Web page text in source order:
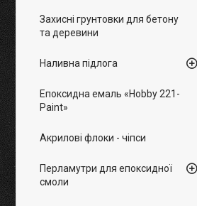
Захисні грунтовки для бетону
та деревини
Наливна підлога
Епоксидна емаль «Hobby 221-
Paint»
Акрилові флоки - чіпси
Перламутри для епоксидної
смоли